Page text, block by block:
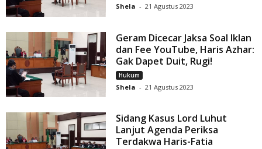
Shela - 21 Agustus 2023
Geram Dicecar Jaksa Soal Iklan
dan Fee YouTube, Haris Azhar:
Gak Dapet Duit, Rugi!
Hukum
Shela - 21 Agustus 2023
Sidang Kasus Lord Luhut
Lanjut Agenda Periksa
Terdakwa Haris-Fatia